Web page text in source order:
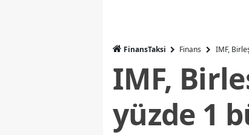
FinansTaksi Finans IMF,
IMF,
yüzde 1